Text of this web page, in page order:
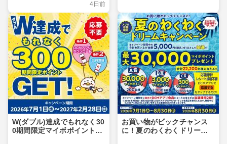
4日前
W(ダブル)達成でもれなく30
0期間限定マイボポイントG
お買い物がビックチャンス
に！夏のわくわくドリーム